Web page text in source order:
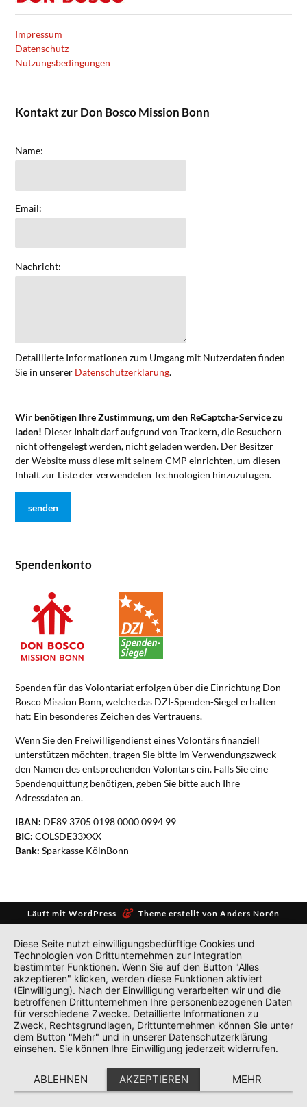
Impressum
Datenschutz
Nutzungsbedingungen
Kontakt zur Don Bosco Mission Bonn
Name:
Email:
Nachricht:
Detaillierte Informationen zum Umgang mit Nutzerdaten finden
Sie in unserer Datenschutzerklärung.
Wir benötigen Ihre Zustimmung, um den ReCaptcha-Service zu
laden! Dieser Inhalt darf aufgrund von Trackern, die Besuchern
nicht offengelegt werden, nicht geladen werden. Der Besitzer
der Website muss diese mit seinem CMP einrichten, um diesen
Inhalt zur Liste der verwendeten Technologien hinzuzufügen.
Spendenkonto
Spenden für das Volontariat erfolgen über die Einrichtung Don
Bosco Mission Bonn, welche das DZI-Spenden-Siegel erhalten
hat: Ein besonderes Zeichen des Vertrauens.
Wenn Sie den Freiwilligendienst eines Volontärs finanziell
unterstützen möchten, tragen Sie bitte im Verwendungszweck
den Namen des entsprechenden Volontärs ein. Falls Sie eine
Spendenquittung benötigen, geben Sie bitte auch Ihre
Adressdaten an.
IBAN: DE89 3705 0198 0000 0994 99
BIC: COLSDE33XXX
Bank: Sparkasse KölnBonn
Läuft mit WordPress & Theme erstellt von Anders Norén
Diese Seite nutzt einwilligungsbedürftige Cookies und
Technologien von Drittunternehmen zur Integration
bestimmter Funktionen. Wenn Sie auf den Button "Alles
akzeptieren" klicken, werden diese Funktionen aktiviert
(Einwilligung). Nach der Einwilligung verarbeiten wir und die
betroffenen Drittunternehmen Ihre personenbezogenen Daten
für verschiedene Zwecke. Detaillierte Informationen zu
Zweck, Rechtsgrundlagen, Drittunternehmen können Sie unter
dem Button "Mehr" und in unserer Datenschutzerklärung
einsehen. Sie können Ihre Einwilligung jederzeit widerrufen.
ABLEHNEN AKZEPTIEREN MEHR